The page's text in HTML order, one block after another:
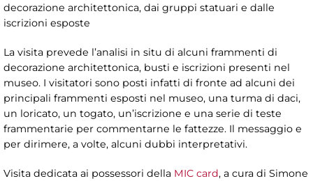
decorazione architettonica, dai gruppi statuari e dalle
iscrizioni esposte
La visita prevede l’analisi in situ di alcuni frammenti di
decorazione architettonica, busti e iscrizioni presenti nel
museo. I visitatori sono posti infatti di fronte ad alcuni dei
principali frammenti esposti nel museo, una turma di daci,
un loricato, un togato, un’iscrizione e una serie di teste
frammentarie per commentarne le fattezze. Il messaggio e
per dirimere, a volte, alcuni dubbi interpretativi.
Visita dedicata ai possessori della MIC card, a cura di Simone